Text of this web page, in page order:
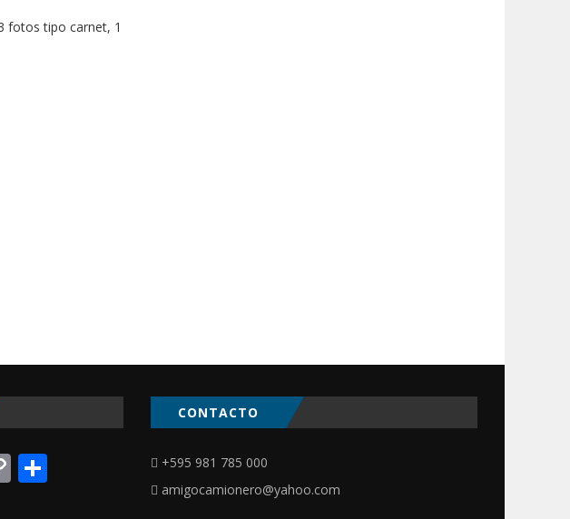
fotos tipo carnet, 1
CopyCompartir
CONTACTO
+595 981 785 000
amigocamionero@yahoo.com